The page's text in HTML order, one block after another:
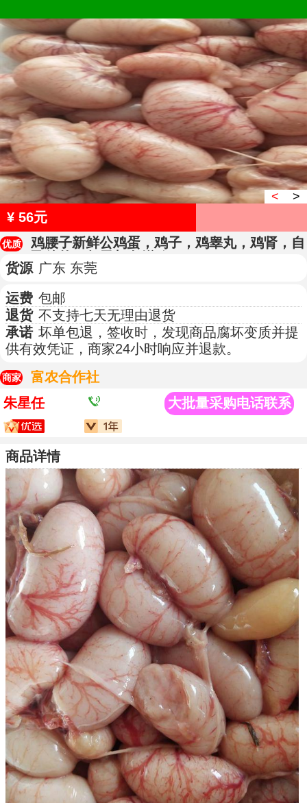
< >
¥ 56元
优质
鸡腰子新鲜公鸡蛋，鸡子，鸡睾丸，鸡肾，自
货源 广东 东莞
运费 包邮
退货 不支持七天无理由退货
承诺 坏单包退，签收时，发现商品腐坏变质并提
供有效凭证，商家24小时响应并退款。
商家
富农合作社
朱星任
大批量采购电话联系
商品详情